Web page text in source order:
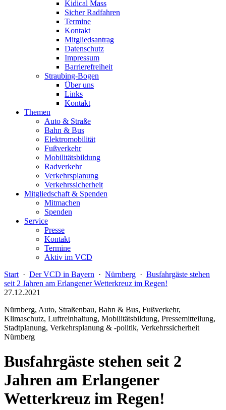
Kidical Mass
Sicher Radfahren
Termine
Kontakt
Mitgliedsantrag
Datenschutz
Impressum
Barrierefreiheit
Straubing-Bogen
Über uns
Links
Kontakt
Themen
Auto & Straße
Bahn & Bus
Elektromobilität
Fußverkehr
Mobilitätsbildung
Radverkehr
Verkehrsplanung
Verkehrssicherheit
Mitgliedschaft & Spenden
Mitmachen
Spenden
Service
Presse
Kontakt
Termine
Aktiv im VCD
Start · Der VCD in Bayern · Nürnberg · Busfahrgäste stehen
seit 2 Jahren am Erlangener Wetterkreuz im Regen!
27.12.2021
Nürnberg, Auto, Straßenbau, Bahn & Bus, Fußverkehr,
Klimaschutz, Luftreinhaltung, Mobilitätsbildung, Pressemitteilung,
Stadtplanung, Verkehrsplanung & -politik, Verkehrssicherheit
Nürnberg
Busfahrgäste stehen seit 2
Jahren am Erlangener
Wetterkreuz im Regen!